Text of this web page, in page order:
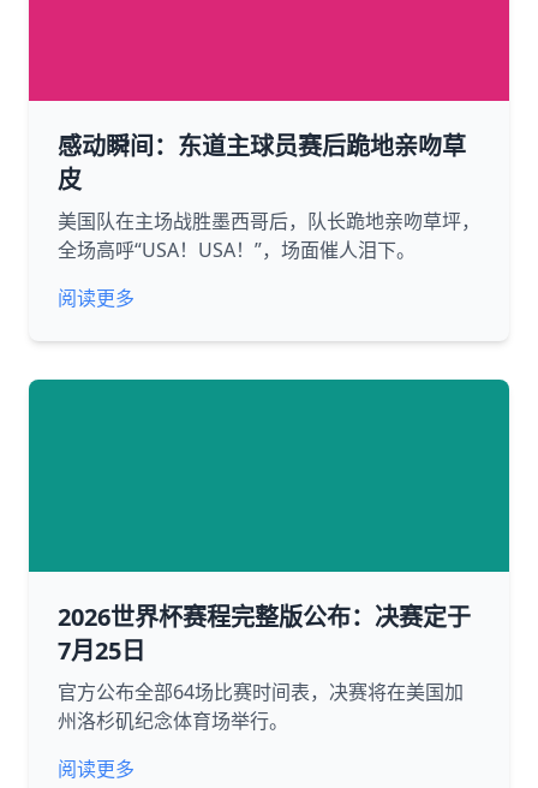
感动瞬间：东道主球员赛后跪地亲吻草
皮
美国队在主场战胜墨西哥后，队长跪地亲吻草坪，
全场高呼“USA！USA！”，场面催人泪下。
阅读更多
2026世界杯赛程完整版公布：决赛定于
7月25日
官方公布全部64场比赛时间表，决赛将在美国加
州洛杉矶纪念体育场举行。
阅读更多